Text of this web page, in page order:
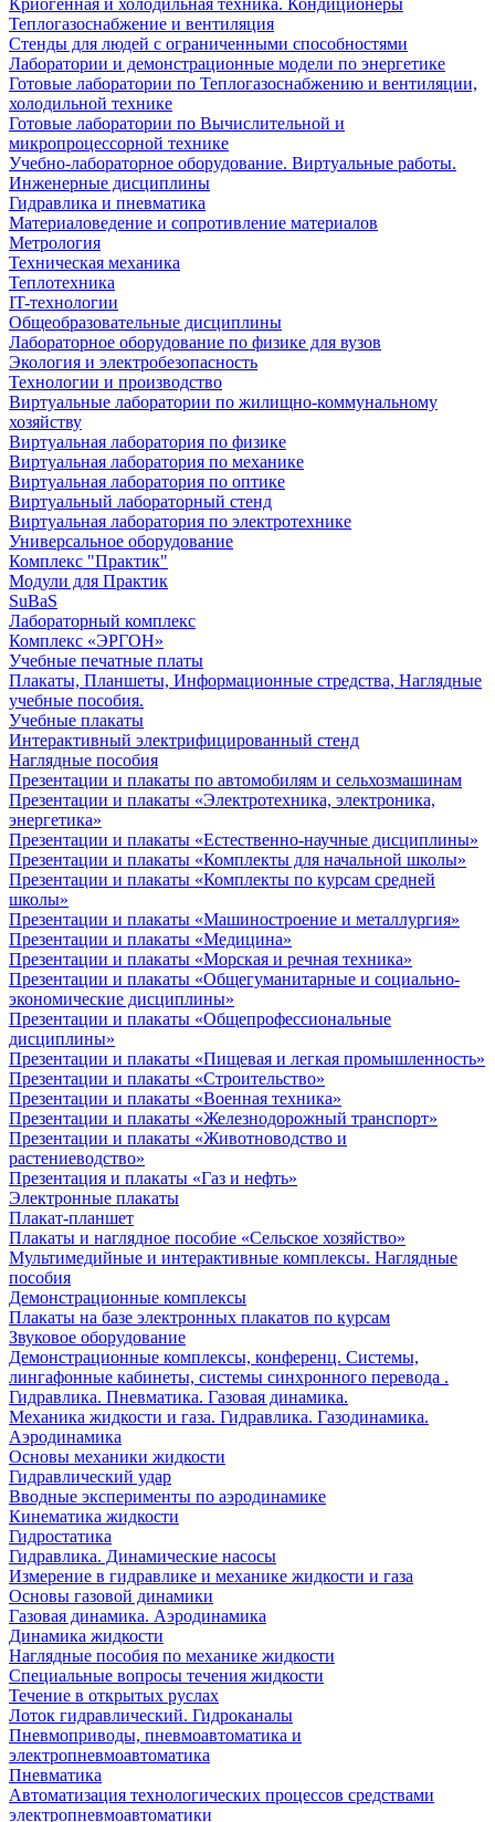
Криогенная и холодильная техника. Кондиционеры
Теплогазоснабжение и вентиляция
Стенды для людей с ограниченными способностями
Лаборатории и демонстрационные модели по энергетике
Готовые лаборатории по Теплогазоснабжению и вентиляции,
холодильной технике
Готовые лаборатории по Вычислительной и
микропроцессорной технике
Учебно-лабораторное оборудование. Виртуальные работы.
Инженерные дисциплины
Гидравлика и пневматика
Материаловедение и сопротивление материалов
Метрология
Техническая механика
Теплотехника
IT-технологии
Общеобразовательные дисциплины
Лабораторное оборудование по физике для вузов
Экология и электробезопасность
Технологии и производство
Виртуальные лаборатории по жилищно-коммунальному
хозяйству
Виртуальная лаборатория по физике
Виртуальная лаборатория по механике
Виртуальная лаборатория по оптике
Виртуальный лабораторный стенд
Виртуальная лаборатория по электротехнике
Универсальное оборудование
Комплекс "Практик"
Модули для Практик
SuBaS
Лабораторный комплекс
Комплекс «ЭРГОН»
Учебные печатные платы
Плакаты, Планшеты, Информационные стредства, Наглядные
учебные пособия.
Учебные плакаты
Интерактивный электрифицированный стенд
Наглядные пособия
Презентации и плакаты по автомобилям и сельхозмашинам
Презентации и плакаты «Электротехника, электроника,
энергетика»
Презентации и плакаты «Естественно-научные дисциплины»
Презентации и плакаты «Комплекты для начальной школы»
Презентации и плакаты «Комплекты по курсам средней
школы»
Презентации и плакаты «Машиностроение и металлургия»
Презентации и плакаты «Медицина»
Презентации и плакаты «Морская и речная техника»
Презентации и плакаты «Общегуманитарные и социально-
экономические дисциплины»
Презентации и плакаты «Общепрофессиональные
дисциплины»
Презентации и плакаты «Пищевая и легкая промышленность»
Презентации и плакаты «Строительство»
Презентации и плакаты «Военная техника»
Презентации и плакаты «Железнодорожный транспорт»
Презентации и плакаты «Животноводство и
растениеводство»
Презентация и плакаты «Газ и нефть»
Электронные плакаты
Плакат-планшет
Плакаты и наглядное пособие «Сельское хозяйство»
Мультимедийные и интерактивные комплексы. Наглядные
пособия
Демонстрационные комплексы
Плакаты на базе электронных плакатов по курсам
Звуковое оборудование
Демонстрационные комплексы, конференц. Системы,
лингафонные кабинеты, системы синхронного перевода .
Гидравлика. Пневматика. Газовая динамика.
Механика жидкости и газа. Гидравлика. Газодинамика.
Аэродинамика
Основы механики жидкости
Гидравлический удар
Вводные эксперименты по аэродинамике
Кинематика жидкости
Гидростатика
Гидравлика. Динамические насосы
Измерение в гидравлике и механике жидкости и газа
Основы газовой динамики
Газовая динамика. Аэродинамика
Динамика жидкости
Наглядные пособия по механике жидкости
Специальные вопросы течения жидкости
Течение в открытых руслах
Лоток гидравлический. Гидроканалы
Пневмоприводы, пневмоавтоматика и
электропневмоавтоматика
Пневматика
Автоматизация технологических процессов средствами
электропневмоавтоматики